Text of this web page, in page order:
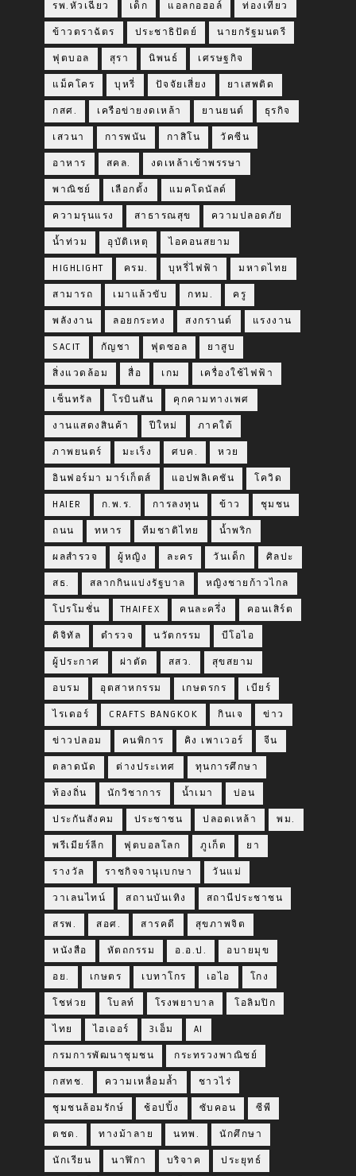
รพ.หัวเฉียว เด็ก แอลกอฮอล์ ท่องเที่ยว
ข้าวตราฉัตร ประชาธิปัตย์ นายกรัฐมนตรี
ฟุตบอล สุรา นิพนธ์ เศรษฐกิจ
แม็คโคร บุหรี่ ปัจจัยเสี่ยง ยาเสพติด
กสศ. เครือข่ายงดเหล้า ยานยนต์ ธุรกิจ
เสวนา การพนัน กาสิโน วัคซีน
อาหาร สคล. งดเหล้าเข้าพรรษา
พาณิชย์ เลือกตั้ง แมคโดนัลด์
ความรุนแรง สาธารณสุข ความปลอดภัย
น้ำท่วม อุบัติเหตุ ไอคอนสยาม
HIGHLIGHT ครม. บุหรี่ไฟฟ้า มหาดไทย
สามารถ เมาแล้วขับ กทม. ครู
พลังงาน ลอยกระทง สงกรานต์ แรงงาน
SACIT กัญชา ฟุตซอล ยาสูบ
สิ่งแวดล้อม สื่อ เกม เครื่องใช้ไฟฟ้า
เซ็นทรัล โรบินสัน คุกคามทางเพศ
งานแสดงสินค้า ปีใหม่ ภาคใต้
ภาพยนตร์ มะเร็ง ศบค. หวย
อินฟอร์มา มาร์เก็ตส์ แอปพลิเคชัน โควิด
HAIER ก.พ.ร. การลงทุน ข้าว ชุมชน
ถนน ทหาร ทีมชาติไทย น้ำพริก
ผลสำรวจ ผู้หญิง ละคร วันเด็ก ศิลปะ
สธ. สลากกินแบ่งรัฐบาล หญิงชายก้าวไกล
โปรโมชั่น THAIFEX คนละครึ่ง คอนเสิร์ต
ดิจิทัล ตำรวจ นวัตกรรม บีโอไอ
ผู้ประกาศ ผ่าตัด สสว. สุขสยาม
อบรม อุตสาหกรรม เกษตรกร เบียร์
ไรเดอร์ CRAFTS BANGKOK กินเจ ข่าว
ข่าวปลอม คนพิการ คิง เพาเวอร์ จีน
ตลาดนัด ต่างประเทศ ทุนการศึกษา
ท้องถิ่น นักวิชาการ น้ำเมา บ่อน
ประกันสังคม ประชาชน ปลอดเหล้า พม.
พรีเมียร์ลีก ฟุตบอลโลก ภูเก็ต ยา
รางวัล ราชกิจจานุเบกษา วันแม่
วาเลนไทน์ สถานบันเทิง สถานีประชาชน
สรพ. สอศ. สารคดี สุขภาพจิต
หนังสือ หัตถกรรม อ.อ.ป. อบายมุข
อย. เกษตร เบทาโกร เอไอ โกง
โชห่วย โบลท์ โรงพยาบาล โอลิมปิก
ไทย ไฮเออร์ 3เอ็ม AI
กรมการพัฒนาชุมชน กระทรวงพาณิชย์
กสทช. ความเหลื่อมล้ำ ชาวไร่
ชุมชนล้อมรักษ์ ช้อปปิ้ง ซับคอน ซีพี
ตชด. ทางม้าลาย นทพ. นักศึกษา
นักเรียน นาฬิกา บริจาค ประยุทธ์